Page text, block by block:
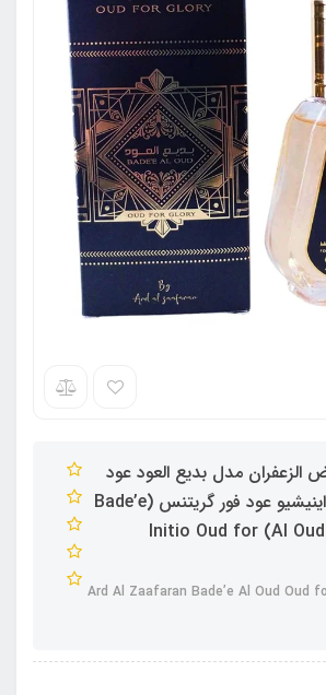
میل ارض الزعفران مدل بدیع العود عود
فور گلوری رایحه اینیشیو عود فور گریتنس (Bade’e
Al Oud Oud for Glory) Initio Oud for
Ard Al Zaafaran Bade’e Al Oud Oud